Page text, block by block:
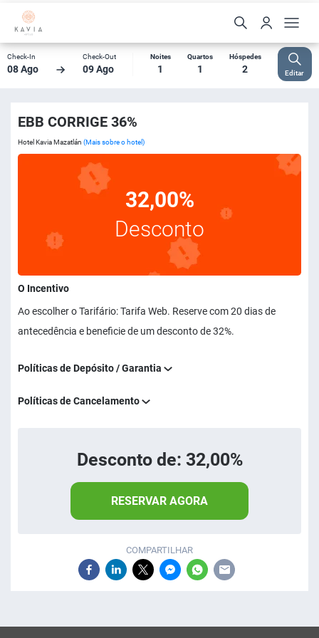
Check-In
08 Ago
Check-Out
09 Ago
Noites
1
Quartos
1
Hóspedes
2 Editar
EBB CORRIGE 36%
Hotel Kavia Mazatlán (Mais sobre o hotel)
32,00%
Desconto
O Incentivo
Ao escolher o Tarifário: Tarifa Web. Reserve com 20 dias de
antecedência e beneficie de um desconto de 32%.
Políticas de Depósito / Garantia
Políticas de Cancelamento
Desconto de: 32,00%
RESERVAR AGORA
COMPARTILHAR